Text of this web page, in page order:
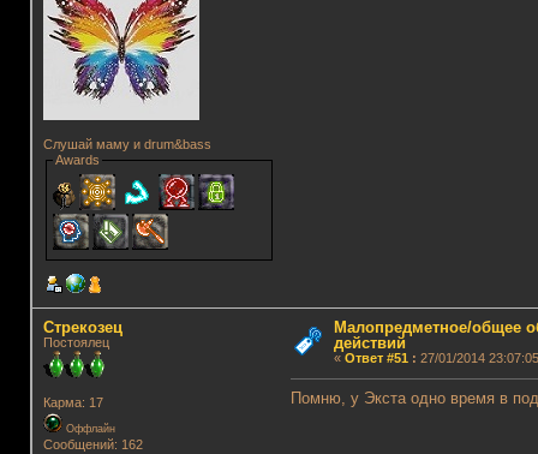
Слушай маму и drum&bass
Awards
Стрекозец
Постоялец
Карма: 17
Оффлайн
Сообщений: 162
Малопредметное/общее
действий
« Ответ #51: 27/01/2014
Помню, у Экста одно время в